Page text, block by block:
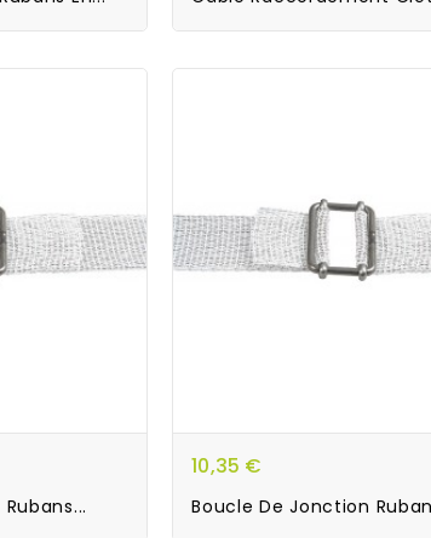
10,35 €
Boucle De Jonction